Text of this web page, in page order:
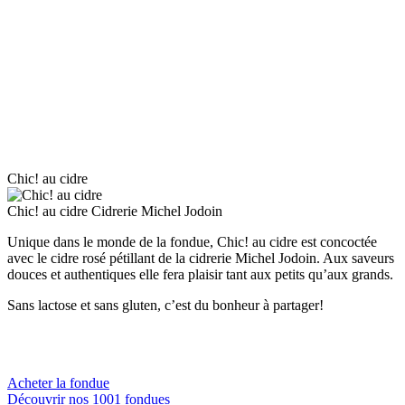
Chic! au cidre
Chic! au cidre Cidrerie Michel Jodoin
Unique dans le monde de la fondue, Chic! au cidre est concoctée
avec le cidre rosé pétillant de la cidrerie Michel Jodoin. Aux saveurs
douces et authentiques elle fera plaisir tant aux petits qu’aux grands.
Sans lactose et sans gluten, c’est du bonheur à partager!
Acheter la fondue
Découvrir nos 1001 fondues